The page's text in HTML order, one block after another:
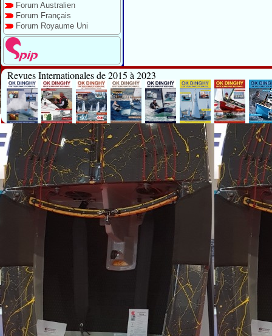
Forum Australien
Forum Français
Forum Royaume Uni
Revues Internationales de 2015 à 2023